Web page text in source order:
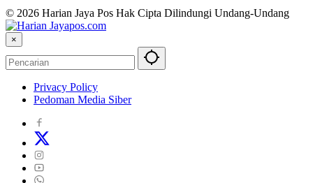
© 2026 Harian Jaya Pos Hak Cipta Dilindungi Undang-Undang
×
Privacy Policy
Pedoman Media Siber